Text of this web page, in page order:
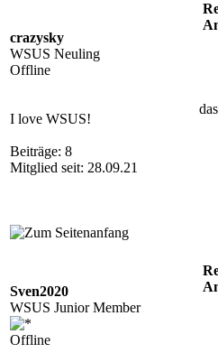
crazysky
WSUS Neuling
Offline
I love WSUS!
Beiträge: 8
Mitglied seit: 28.09.21
Sven2020
WSUS Junior Member
Offline